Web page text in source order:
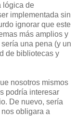
lógica de
implementada sin
ignorar que este
más amplios y
una pena (y un
de bibliotecas y
nosotros mismos
podría interesar
De nuevo, sería
obligara a